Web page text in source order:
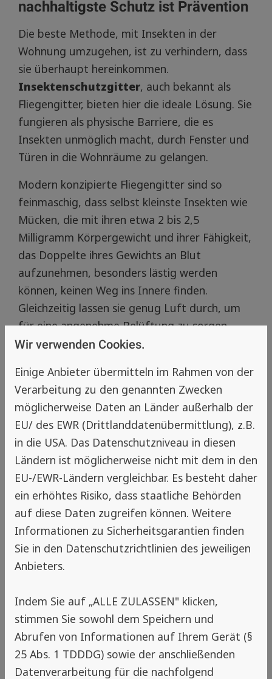
nachhaltigste Schutz ist Prävention
Die beste Methode, mit Insekten in der
Wohnung umzugehen, ist zu verhindern, dass
sie überhaupt hereinkommen.
Insektenschutzgitter, auch bekannt als
Fliegengitter, bieten hier die ideale Lösung. Sie
fungieren als physische Barriere, die es
Insekten unmöglich macht, durch Fenster und
Türen in die Wohnräume zu gelangen.
Modern konzipierte Fliegengitter sind so
feinmaschig, dass selbst kleinste Insekten wie
Mücken, die mit ihren etwa 2 bis 2,5
Milligramm Körpergewicht und ihrer Fähigkeit,
das Doppelte ihres Gewichts an Blut
aufzunehmen, besonders lästig werden
können, keinen Weg ins Innere finden.
Gleichzeitig lassen sie genug Luft durch, um
für eine angenehme Belüftung zu sorgen.
🚫 Vorteile gegenüber Sprays &
Klebefallen
Im Vergleich zu Sprays und Klebefallen haben
Insektenschutzgitter entscheidende Vorteile.
Sie wirken dauerhaft, ohne regelmäßige
Erneuerung oder Nachkauf von
Verbrauchsmitteln. Während Sprays nur
temporär wirken und dabei oft auch nützliche
Insekten töten, bieten Fliegengitter einen
dauerhaften mechanischen Schutz.
Klebefallen hingegen sind nicht nur
Insekten verenden qualvoll, wenn sie sich darin
verfangen. Zudem verlieren sie schnell ihre
Wirkung und müssen regelmäßig ersetzt
werden. Insektenschutzgitter dagegen sind
Wir verwenden Cookies.
Einige Anbieter übermitteln im Rahmen von der
Verarbeitung zu den genannten Zwecken
möglicherweise Daten an Länder außerhalb der
EU/ des EWR (Drittlanddatenübermittlung), z.B.
in die USA. Das Datenschutzniveau in diesen
Ländern ist möglicherweise nicht mit dem in den
EU-/EWR-Ländern vergleichbar. Es besteht daher
ein erhöhtes Risiko, dass staatliche Behörden
auf diese Daten zugreifen können. Weitere
Informationen zu Sicherheitsgarantien finden
Sie in den Datenschutzrichtlinien des jeweiligen
Anbieters.
Indem Sie auf „ALLE ZULASSEN" klicken,
stimmen Sie sowohl dem Speichern und
Abrufen von Informationen auf Ihrem Gerät (§
25 Abs. 1 TDDDG) sowie der anschließenden
Datenverarbeitung für die nachfolgend